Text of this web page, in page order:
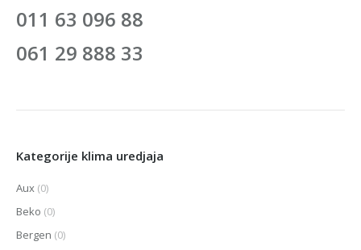
011 63 096 88
061 29 888 33
Kategorije klima uredjaja
Aux (0)
Beko (0)
Bergen (0)